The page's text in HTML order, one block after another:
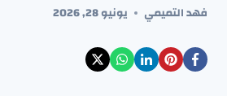
فهد التميمي يونيو 28, 2026